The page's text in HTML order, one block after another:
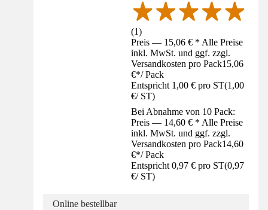
(1)
Preis — 15,06 € * Alle Preise
inkl. MwSt. und ggf. zzgl.
Versandkosten pro Pack15,06
€*/ Pack
Entspricht 1,00 € pro ST(1,00
€/ ST)
Bei Abnahme von 10 Pack:
Preis — 14,60 € * Alle Preise
inkl. MwSt. und ggf. zzgl.
Versandkosten pro Pack14,60
€*/ Pack
Entspricht 0,97 € pro ST(0,97
€/ ST)
Online bestellbar